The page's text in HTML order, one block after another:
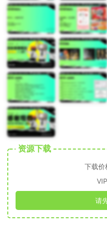
资源下载
下载价
请